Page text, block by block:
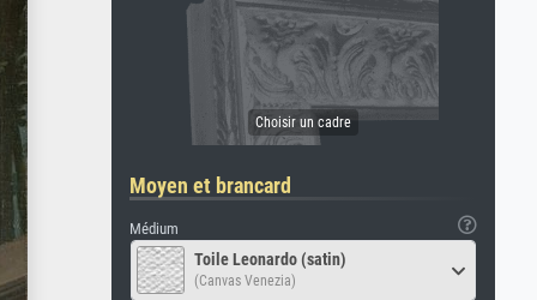
Moyen et brancard
Médium
Toile Leonardo (satin)
(Canvas Venezia)